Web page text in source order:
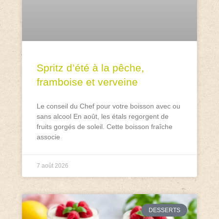
Spritz d’été à la pêche,
framboise et verveine
Le conseil du Chef pour votre boisson avec ou
sans alcool En août, les étals regorgent de
fruits gorgés de soleil. Cette boisson fraîche
associe
7 août 2026
DESSERTS